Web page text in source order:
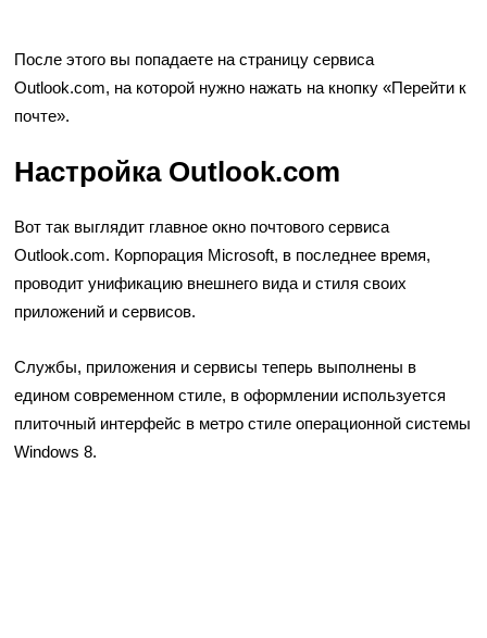
После этого вы попадаете на страницу сервиса
Outlook.com, на которой нужно нажать на кнопку «Перейти к
почте».
Настройка Outlook.com
Вот так выглядит главное окно почтового сервиса
Outlook.com. Корпорация Microsoft, в последнее время,
проводит унификацию внешнего вида и стиля своих
приложений и сервисов.
Службы, приложения и сервисы теперь выполнены в
едином современном стиле, в оформлении используется
плиточный интерфейс в метро стиле операционной системы
Windows 8.